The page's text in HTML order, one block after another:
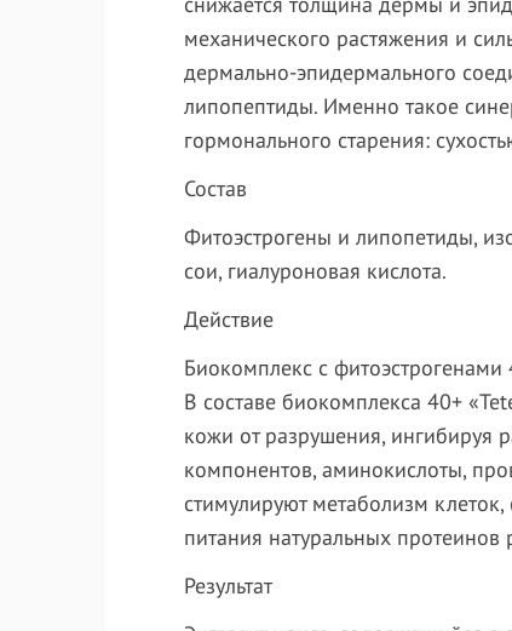
механического растяжения и
дермально-эпидермального
липопептиды. Именно такое
гормонального старения:
Состав
Фитоэстрогены и липопетиды,
сои, гиалуроновая кислота.
Действие
Биокомплекс с
В составе биокомплекса 40+
кожи от разрушения,
компонентов, аминокислоты,
стимулируют метаболизм
питания натуральных
Результат